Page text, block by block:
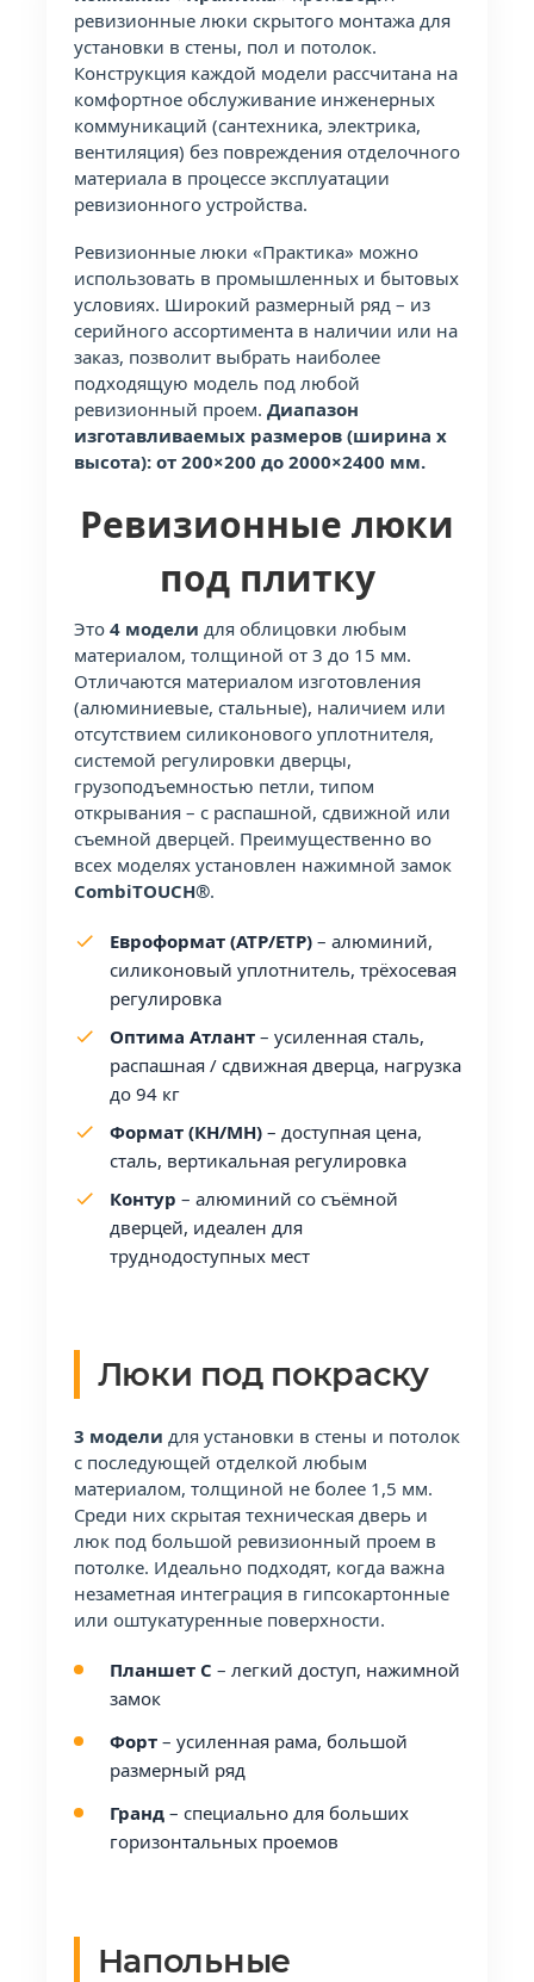
ревизионные люки скрытого монтажа для
установки в стены, пол и потолок.
Конструкция каждой модели рассчитана на
комфортное обслуживание инженерных
коммуникаций (сантехника, электрика,
вентиляция) без повреждения отделочного
материала в процессе эксплуатации
ревизионного устройства.
Ревизионные люки «Практика» можно
использовать в промышленных и бытовых
условиях. Широкий размерный ряд – из
серийного ассортимента в наличии или на
заказ, позволит выбрать наиболее
подходящую модель под любой
ревизионный проем. Диапазон
изготавливаемых размеров (ширина х
высота): от 200×200 до 2000×2400 мм.
Ревизионные люки
под плитку
Это 4 модели для облицовки любым
материалом, толщиной от 3 до 15 мм.
Отличаются материалом изготовления
(алюминиевые, стальные), наличием или
отсутствием силиконового уплотнителя,
системой регулировки дверцы,
грузоподъемностью петли, типом
открывания – с распашной, сдвижной или
съемной дверцей. Преимущественно во
всех моделях установлен нажимной замок
CombiTOUCH®.
Евроформат (АТР/ЕТР)– алюминий,
силиконовый уплотнитель, трёхосевая
регулировка
Оптима Атлант– усиленная сталь,
распашная / сдвижная дверца, нагрузка
до 94 кг
Формат (КН/МН)– доступная цена,
сталь, вертикальная регулировка
Контур – алюминий со съёмной
дверцей, идеален для
труднодоступных мест
Люки под покраску
3 модели для установки в стены и потолок
с последующей отделкой любым
материалом, толщиной не более 1,5 мм.
Среди них скрытая техническая дверь и
люк под большой ревизионный проем в
потолке. Идеально подходят, когда важна
незаметная интеграция в гипсокартонные
или оштукатуренные поверхности.
Планшет С – легкий доступ, нажимной
замок
Форт– усиленная рама, большой
размерный ряд
Гранд– специально для больших
горизонтальных проемов
Напольные